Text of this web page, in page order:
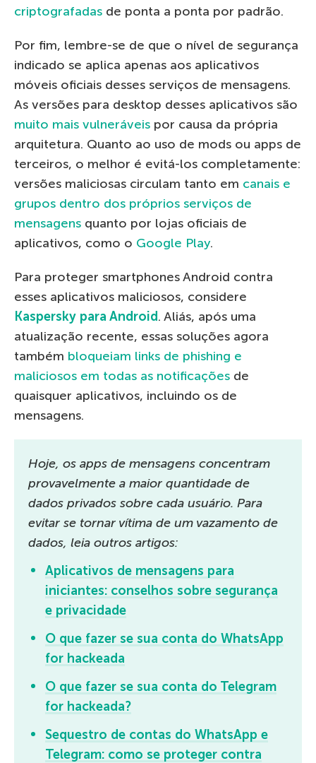
criptografadas de ponta a ponta por padrão.
Por fim, lembre-se de que o nível de segurança
indicado se aplica apenas aos aplicativos
móveis oficiais desses serviços de mensagens.
As versões para desktop desses aplicativos são
muito mais vulneráveis por causa da própria
arquitetura. Quanto ao uso de mods ou apps de
terceiros, o melhor é evitá-los completamente:
versões maliciosas circulam tanto em canais e
grupos dentro dos próprios serviços de
mensagens quanto por lojas oficiais de
aplicativos, como o Google Play.
Para proteger smartphones Android contra
esses aplicativos maliciosos, considere
Kaspersky para Android. Aliás, após uma
atualização recente, essas soluções agora
também bloqueiam links de phishing e
maliciosos em todas as notificações de
quaisquer aplicativos, incluindo os de
mensagens.
Hoje, os apps de mensagens concentram
provavelmente a maior quantidade de
dados privados sobre cada usuário. Para
evitar se tornar vítima de um vazamento de
dados, leia outros artigos:
Aplicativos de mensagens para
iniciantes: conselhos sobre segurança
e privacidade
O que fazer se sua conta do WhatsApp
for hackeada
O que fazer se sua conta do Telegram
for hackeada?
Sequestro de contas do WhatsApp e
Telegram: como se proteger contra